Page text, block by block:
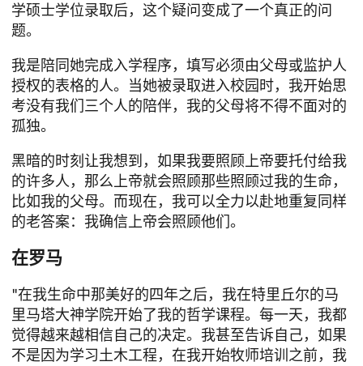
学硕士学位录取后，这个疑问变成了一个真正的问
题。
我是陪同她完成入学程序，填写必须由父母或监护人
授权的表格的人。当她被录取进入校园时，我开始思
考没有我们三个人的陪伴，我的父母将不得不面对的
孤独。
黑暗的时刻让我想到，如果我要照顾上帝要托付给我
的许多人，那么上帝就会照顾那些照顾过我的生命，
比如我的父母。而现在，我可以全力以赴地重复同样
的老答案：我确信上帝会照顾他们。
在罗马
"在我生命中那美好的四年之后，我在特里丘尔的马
里马塔大神学院开始了我的哲学课程。每一天，我都
觉得越来越相信自己的决定。我甚至告诉自己，如果
不是因为学习土木工程，在我开始牧师培训之前，我